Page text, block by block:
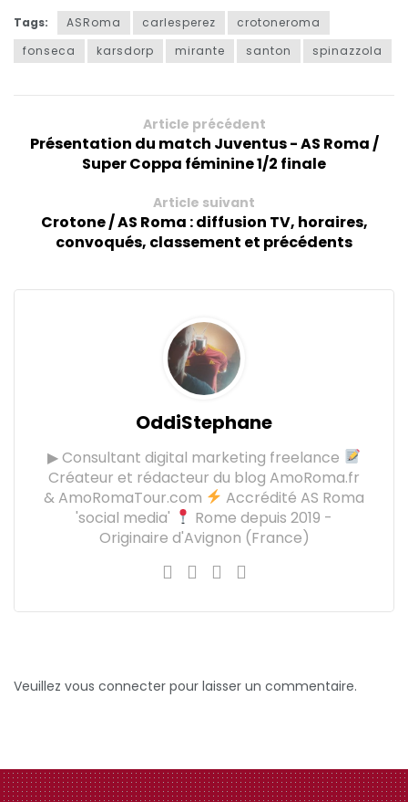
Tags: ASRoma carlesperez
crotoneroma
fonseca
karsdorp mirante santon spinazzola
Article précédent
Présentation du match Juventus - AS Roma /
Super Coppa féminine 1/2 finale
Article suivant
Crotone / AS Roma : diffusion TV, horaires,
convoqués, classement et précédents
OddiStephane
▶ Consultant digital marketing freelance
Créateur et rédacteur du blog AmoRoma.fr
& AmoRomaTour.com
Accrédité AS Roma
'social media'
Rome depuis 2019 -
Originaire d'Avignon (France)
Veuillez vous connecter pour laisser un commentaire.